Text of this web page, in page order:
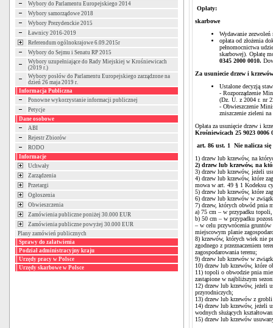
Wybory do Parlamentu Europejskiego 2014
Wybory samorządowe 2018
Wybory Prezydenckie 2015
Ławnicy 2016-2019
Referendum ogólnokrajowe 6.09.2015r
Wybory do Sejmu i Senatu RP 2015
Wybory uzupełniające do Rady Miejskiej w Krośniewicach
(2019 r.)
Wybory posłów do Parlamentu Europejskiego zarządzone na
dzień 26 maja 2019 r.
Informacja Publiczna
Ponowne wykorzystanie informacji publicznej
Petycje
Dane osobowe
ABI
Rejestr Zbiorów
RODO
Informacje
Uchwały
Zarządzenia
Przetargi
Ogłoszenia
Obwieszczenia
Zamówienia publiczne poniżej 30.000 EUR
Zamówienia publiczne powyżej 30.000 EUR
Plany zamówień publicznych
Sprawy do załatwienia
Podział administracyjny kraju
Urzędy pracy w Polsce
Urzędy skarbowe w Polsce
Opłaty:
skarbowe
Wydawanie
opłata od złożenia
pełnomocnictwa
skarbowej). Opłatę
0345 2000 0010.
Za usuniecie drzew i krzewów
Ustalone decyzją
- Rozporządzenie
(Dz. U. z 2004 r. nr
- Obwieszczenie
zniszczenie zieleni
Opłata za usunięcie drzew i
Krośniewicach 25 9023 0006
art. 86 ust. 1 Nie nalicza się
1) drzew lub krzewów, na
2) drzew lub krzewów, na
3) drzew lub krzewów, jeżeli
4) drzew lub krzewów, które
mowa w art. 49 § 1 Kodeksu
5) drzew lub krzewów, które
6) drzew lub krzewów w
7) drzew, których obwód pnia
a) 75 cm – w przypadku
b) 50 cm – w przypadku
– w celu przywrócenia
miejscowym planie
8) krzewów, których wiek nie
zgodnego z przeznaczeniem
zagospodarowania terenu;
9) drzew lub krzewów w
10) drzew lub krzewów, które
11) topoli o obwodzie pnia
zastąpione w najbliższym
12) drzew lub krzewów, jeżeli
przyrodniczych;
13) drzew lub krzewów z
14) drzew lub krzewów, jeżeli
wodnych służących
15) drzew lub krzewów